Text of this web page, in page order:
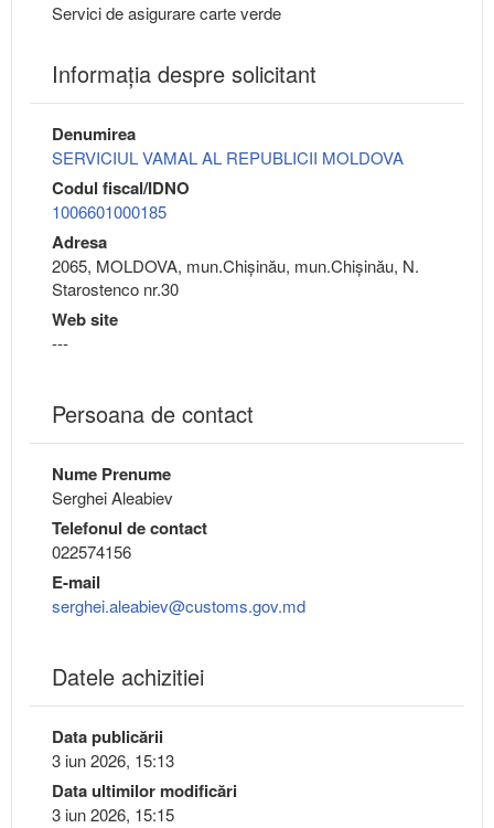
Servici de asigurare carte verde
Informaţia despre solicitant
Denumirea
SERVICIUL VAMAL AL REPUBLICII MOLDOVA
Codul fiscal/IDNO
1006601000185
Adresa
2065, MOLDOVA, mun.Chişinău, mun.Chişinău, N.
Starostenco nr.30
Web site
---
Persoana de contact
Nume Prenume
Serghei Aleabiev
Telefonul de contact
022574156
E-mail
serghei.aleabiev@customs.gov.md
Datele achizitiei
Data publicării
3 iun 2026, 15:13
Data ultimilor modificări
3 iun 2026, 15:15